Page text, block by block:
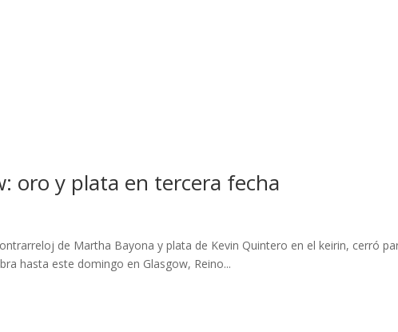
oro y plata en tercera fecha
de Martha Bayona y plata de Kevin Quintero en el keirin, cerró
hasta este domingo en Glasgow, Reino...